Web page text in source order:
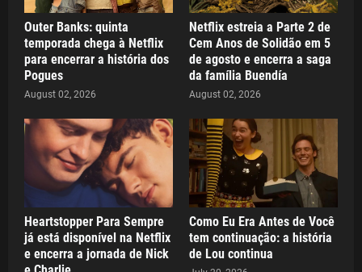
Outer Banks: quinta
temporada chega à Netflix
para encerrar a história dos
Pogues
August 02, 2026
Netflix estreia a Parte 2 de
Cem Anos de Solidão em 5
de agosto e encerra a saga
da família Buendía
August 02, 2026
Heartstopper Para Sempre
já está disponível na Netflix
e encerra a jornada de Nick
Como Eu Era Antes de Você
tem continuação: a história
de Lou continua